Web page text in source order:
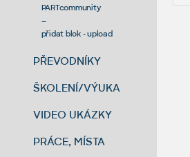
PARTcommunity
--
přidat blok - upload
PŘEVODNÍKY
ŠKOLENÍ/VÝUKA
VIDEO UKÁZKY
PRÁCE, MÍSTA